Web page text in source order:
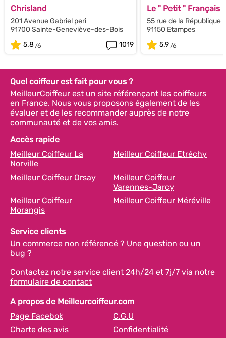
Chrisland
201 Avenue Gabriel peri
91700 Sainte-Geneviève-des-Bois
5.8
1019
Le " Petit " Français
55 rue de la République
91150 Etampes
5.9
Quel coiffeur est fait pour vous ?
MeilleurCoiffeur est un site référençant les coiffeurs
en France. Nous vous proposons également de les
évaluer et de les recommander auprès de notre
communauté et de vos amis.
Accès rapide
Meilleur Coiffeur La
Norville
Meilleur Coiffeur Etréchy
Meilleur Coiffeur Orsay
Meilleur Coiffeur
Varennes-Jarcy
Meilleur Coiffeur
Morangis
Meilleur Coiffeur Méréville
Service clients
Un commerce non référencé ? Une question ou un
bug ?
Contactez notre service client 24h/24 et 7j/7 via notre
formulaire de contact
A propos de Meilleurcoiffeur.com
Page Facebok
C.G.U
Charte des avis
Confidentialité